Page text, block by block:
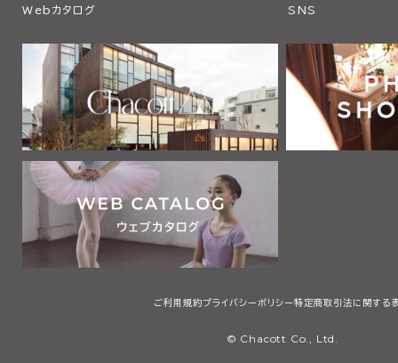
Webカタログ SNS
ご利用規約プライバシーポリシー 特定商取引法に関する
© Chacott Co., Ltd.